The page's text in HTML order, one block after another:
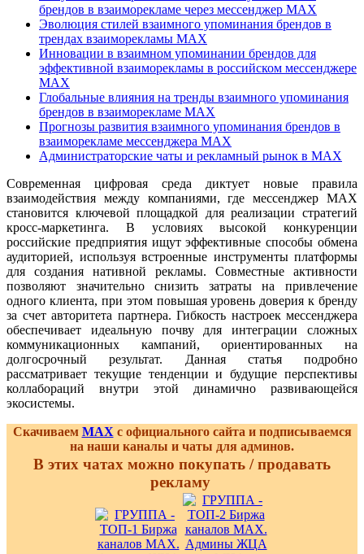
брендов в взаиморекламе через мессенджер MAX
Эволюция стилей взаимного упоминания брендов в
трендах взаиморекламы MAX
Инновации в взаимном упоминании брендов для
эффективной взаиморекламы в российском мессенджере
MAX
Глобальные влияния на тренды взаимного упоминания
брендов в взаиморекламе MAX
Прогнозы развития взаимного упоминания брендов в
взаиморекламе мессенджера MAX
Администраторские чаты и рекламный рынок в MAX
Современная цифровая среда диктует новые правила
взаимодействия между компаниями, где мессенджер MAX
становится ключевой площадкой для реализации стратегий
кросс-маркетинга. В условиях высокой конкуренции
российские предприятия ищут эффективные способы обмена
аудиторией, используя встроенные инструменты платформы
для создания нативной рекламы. Совместные активности
позволяют значительно снизить затраты на привлечение
одного клиента, при этом повышая уровень доверия к бренду
за счет авторитета партнера. Гибкость настроек мессенджера
обеспечивает идеальную почву для интеграции сложных
коммуникационных кампаний, ориентированных на
долгосрочный результат. Данная статья подробно
рассматривает текущие тенденции и будущие перспективы
коллабораций внутри этой динамично развивающейся
экосистемы.
Скачиваем MAX с официального сайта и подписываемся
на наши каналы и чаты для админов.
В этих чатах можно покупать / продавать
рекламу